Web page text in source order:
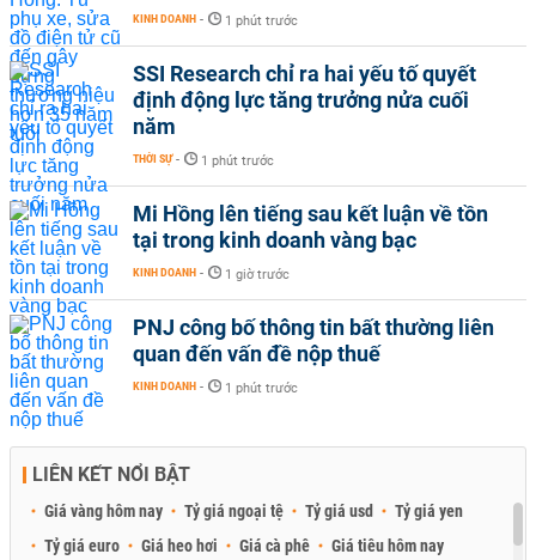
KINH DOANH - 1 phút trước
SSI Research chỉ ra hai yếu tố quyết
định động lực tăng trưởng nửa cuối
năm
THỜI SỰ - 1 phút trước
Mi Hồng lên tiếng sau kết luận về tồn
tại trong kinh doanh vàng bạc
KINH DOANH - 1 giờ trước
PNJ công bố thông tin bất thường liên
quan đến vấn đề nộp thuế
KINH DOANH - 1 phút trước
LIÊN KẾT NỔI BẬT
Giá vàng hôm nay Tỷ giá ngoại tệ Tỷ giá usd
Tỷ giá yen
Tỷ giá euro
Giá heo hơi Giá cà phê Giá tiêu hôm nay